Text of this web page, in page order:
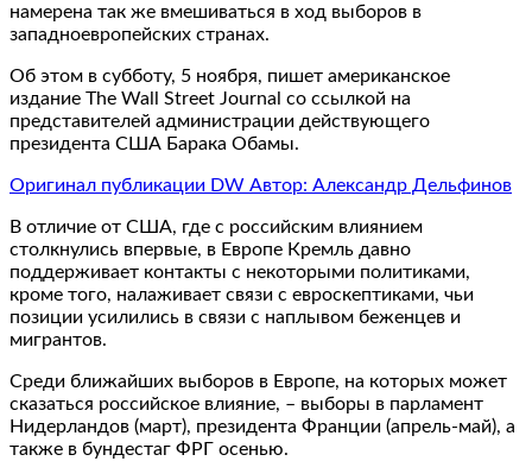
намерена так же вмешиваться в ход выборов в
западноевропейских странах.
Об этом в субботу, 5 ноября, пишет американское
издание The Wall Street Journal со ссылкой на
представителей администрации действующего
президента США Барака Обамы.
Оригинал публикации DW Автор: Александр Дельфинов
В отличие от США, где с российским влиянием
столкнулись впервые, в Европе Кремль давно
поддерживает контакты с некоторыми политиками,
кроме того, налаживает связи с евроскептиками, чьи
позиции усилились в связи с наплывом беженцев и
мигрантов.
Среди ближайших выборов в Европе, на которых может
сказаться российское влияние, – выборы в парламент
Нидерландов (март), президента Франции (апрель-май), а
также в бундестаг ФРГ осенью.